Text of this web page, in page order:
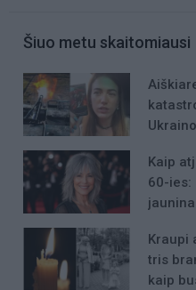
Šiuo metu skaitomiausi
Kaip
60-ies:
jaunina
Kraupi
tris
kaip